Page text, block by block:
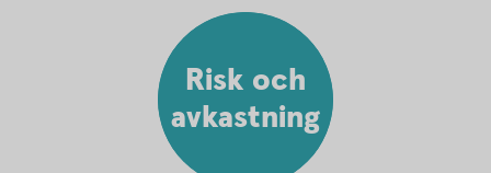
Risk och
avkastning